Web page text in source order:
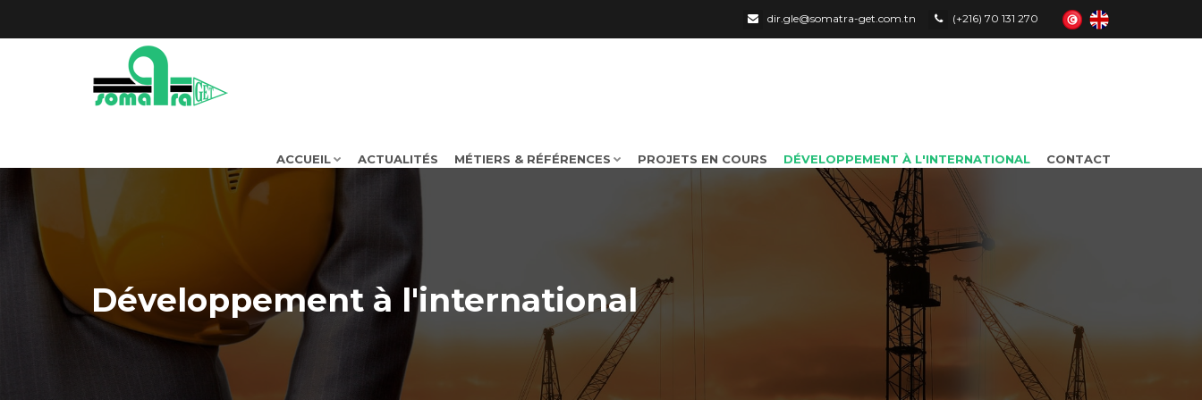
dir.gle@somatra-get.com.tn (+216) 70 131 270
ACCUEIL ACTUALITÉS MÉTIERS & RÉFÉRENCES PROJETS EN COURS DÉVELOPPEMENT À L'INTERNATIONAL CONTACT
Développement à l'international